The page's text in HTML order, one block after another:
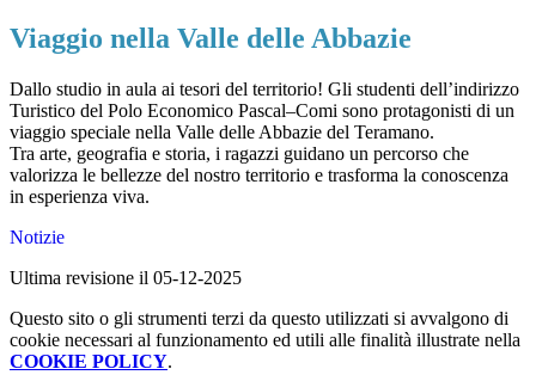
Viaggio nella Valle delle Abbazie
Dallo studio in aula ai tesori del territorio! Gli studenti dell’indirizzo
Turistico del Polo Economico Pascal–Comi sono protagonisti di un
viaggio speciale nella Valle delle Abbazie del Teramano.
Tra arte, geografia e storia, i ragazzi guidano un percorso che
valorizza le bellezze del nostro territorio e trasforma la conoscenza
in esperienza viva.
Notizie
Ultima revisione il 05-12-2025
Questo sito o gli strumenti terzi da questo utilizzati si avvalgono di
cookie necessari al funzionamento ed utili alle finalità illustrate nella
COOKIE POLICY.